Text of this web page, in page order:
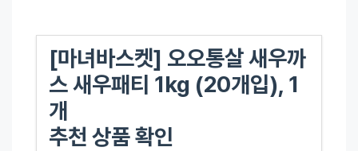
[마녀바스켓] 오오통살 새우까
스 새우패티 1kg (20개입), 1
개
추천 상품 확인